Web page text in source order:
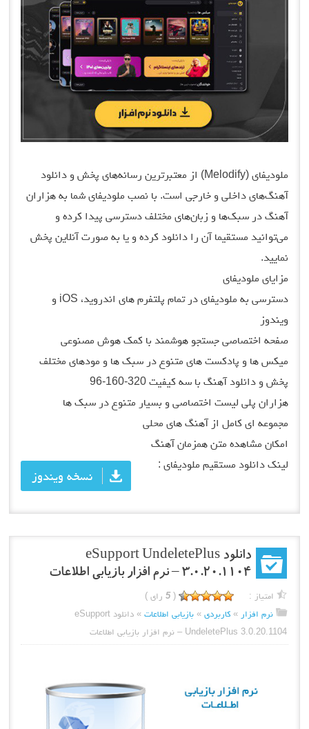
ملودیفای (Melodify) از معتبرترین رسانه‌های پخش و دانلود
آهنگ‌های داخلی و خارجی است. با نصب ملودیفای شما به هزاران
آهنگ در سبک‌ها و زبان‌های مختلف دسترسی پیدا کرده و
می‌توانید مستقیما آن را دانلود کرده و یا به صورت آنلاین پخش
نمایید.
مزایای ملودیفای
دسترسی به ملودیفای در تمام پلتفرم های اندروید، iOS و
ویندوز
صفحه اختصاصی جستجو هوشمند با کمک هوش مصنوعی
میکس ها و پادکست های متنوع در سبک ها و مودهای مختلف
پخش و دانلود آهنگ با سه کیفیت 320-160-96
هزاران پلی لیست اختصاصی و بسیار متنوع در سبک ها
مجموعه ای کامل از آهنگ های محلی
امکان مشاهده متن همزمان آهنگ
لینک دانلود مستقیم ملودیفای :
نسخه ویندوز
دانلود eSupport UndeletePlus
3.0.20.1104 – نرم افزار بازیابی اطلاعات
امتیاز : (
5 رای )
نرم افزار »کاربردی »بازیابی اطلاعات »
دانلود eSupport
UndeletePlus 3.0.20.1104 – نرم افزار بازیابی اطلاعات